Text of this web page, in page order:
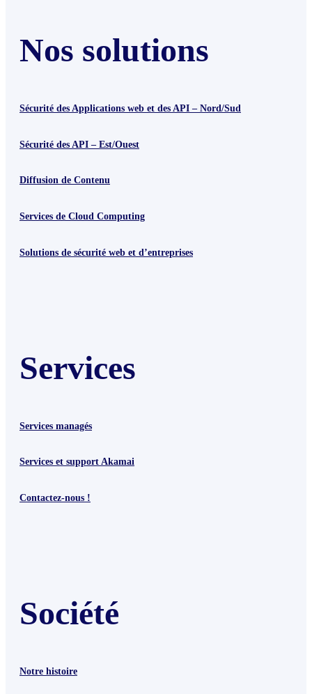
Nos solutions
Sécurité des Applications web et des API – Nord/Sud
Sécurité des API – Est/Ouest
Diffusion de Contenu
Services de Cloud Computing
Solutions de sécurité web et d’entreprises
Services
Services managés
Services et support Akamai
Contactez-nous !
Société
Notre histoire